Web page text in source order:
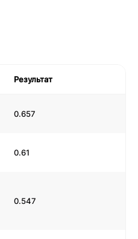
Результат
0.657
0.61
0.547